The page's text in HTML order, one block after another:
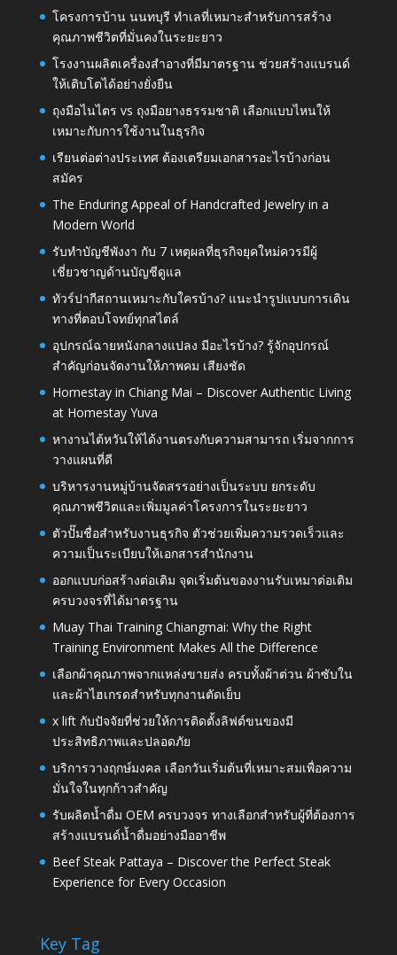
โครงการบ้าน นนทบุรี ทำเลที่เหมาะสำหรับการสร้าง
คุณภาพชีวิตที่มั่นคงในระยะยาว
โรงงานผลิตเครื่องสำอางที่มีมาตรฐาน ช่วยสร้างแบรนด์
ให้เติบโตได้อย่างยั่งยืน
ถุงมือไนไตร vs ถุงมือยางธรรมชาติ เลือกแบบไหนให้
เหมาะกับการใช้งานในธุรกิจ
เรียนต่อต่างประเทศ ต้องเตรียมเอกสารอะไรบ้างก่อน
สมัคร
The Enduring Appeal of Handcrafted Jewelry in a
Modern World
รับทำบัญชีพังงา กับ 7 เหตุผลที่ธุรกิจยุคใหม่ควรมีผู้
เชี่ยวชาญด้านบัญชีดูแล
ทัวร์ปากีสถานเหมาะกับใครบ้าง? แนะนำรูปแบบการเดิน
ทางที่ตอบโจทย์ทุกสไตล์
อุปกรณ์ฉายหนังกลางแปลง มีอะไรบ้าง? รู้จักอุปกรณ์
สำคัญก่อนจัดงานให้ภาพคม เสียงชัด
Homestay in Chiang Mai – Discover Authentic Living
at Homestay Yuva
หางานไต้หวันให้ได้งานตรงกับความสามารถ เริ่มจากการ
วางแผนที่ดี
บริหารงานหมู่บ้านจัดสรรอย่างเป็นระบบ ยกระดับ
คุณภาพชีวิตและเพิ่มมูลค่าโครงการในระยะยาว
ตัวปั๊มชื่อสำหรับงานธุรกิจ ตัวช่วยเพิ่มความรวดเร็วและ
ความเป็นระเบียบให้เอกสารสำนักงาน
ออกแบบก่อสร้างต่อเติม จุดเริ่มต้นของงานรับเหมาต่อเติม
ครบวงจรที่ได้มาตรฐาน
Muay Thai Training Chiangmai: Why the Right
Training Environment Makes All the Difference
เลือกผ้าคุณภาพจากแหล่งขายส่ง ครบทั้งผ้าต่วน ผ้าซับใน
และผ้าไฮเกรดสำหรับทุกงานตัดเย็บ
x lift กับปัจจัยที่ช่วยให้การติดตั้งลิฟต์ขนของมี
ประสิทธิภาพและปลอดภัย
บริการวางฤกษ์มงคล เลือกวันเริ่มต้นที่เหมาะสมเพื่อความ
มั่นใจในทุกก้าวสำคัญ
รับผลิตน้ำดื่ม OEM ครบวงจร ทางเลือกสำหรับผู้ที่ต้องการ
สร้างแบรนด์น้ำดื่มอย่างมืออาชีพ
Beef Steak Pattaya – Discover the Perfect Steak
Experience for Every Occasion
Key Tag